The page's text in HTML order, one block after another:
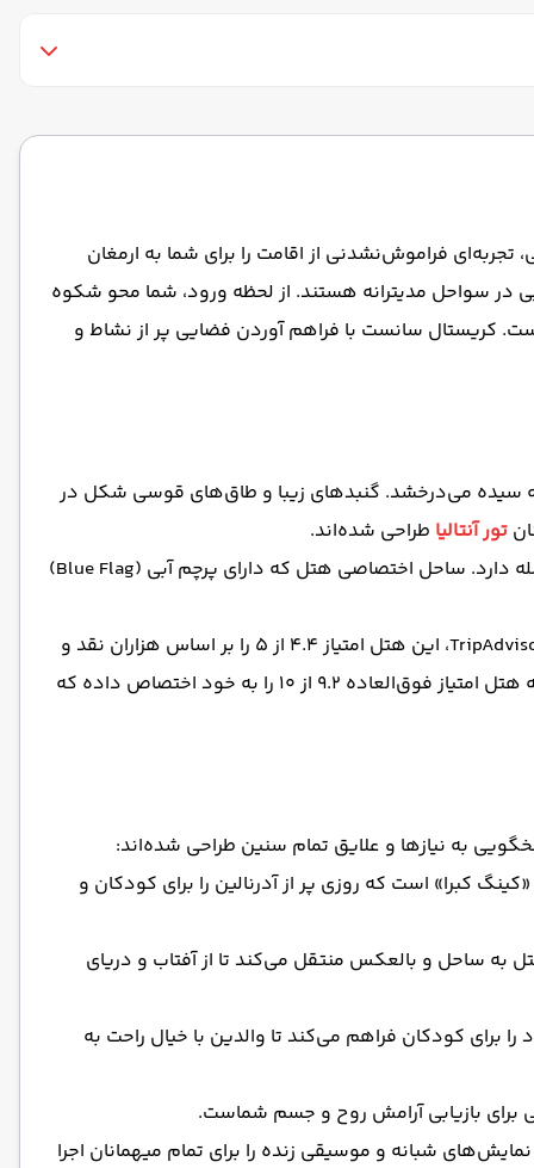
فراموش‌نشدنی از اقامت را برای شما به ارمغان
در سواحل مدیترانه هستند. از لحظه ورود، شما محو شکوه
کریستال سانست با فراهم آوردن فضایی پر از نشاط و
سیده می‌درخشد. گنبدهای زیبا و طاق‌های قوسی شکل در
تور آنتالیا طراحی شده‌اند.
این مجموعه در منطقه توریستی سیده، در بلوار سلیمان دمیرل واقع شده و تنها چند قدم با مراکز خرید و جاذبه‌های گردشگری فاصله دارد. ساحل اختصاصی هتل که دارای پرچم آبی (Blue Flag)
هتل کریستال سانست موفق به کسب امتیازات بالایی از سوی مسافران در وب‌سایت‌های معتبر گردشگری شده است. در وب‌سایت TripAdvisor، این هتل امتیاز ۴.۴ از ۵ را بر اساس هزاران نقد و
بررسی دریافت کرده است که نشان‌دهنده رضایت بالای میهمانان از خدمات و امکانات است. همچنین در سایت Booking.com، صبحانه هتل امتیاز فوق‌العاده ۹.۲ از ۱۰ را به خود اختصاص داده که
به نیازها و علایق تمام سنین طراحی شده‌اند:
«سقوط آزاد» و «کینگ کبرا» است که روزی پر از آدرنالین را برای کودکان و
ساحل و بالعکس منتقل می‌کند تا از آفتاب و دریای
برای کودکان فراهم می‌کند تا والدین با خیال راحت به
برای بازیابی آرامش روح و جسم شماست.
شبانه و موسیقی زنده را برای تمام میهمانان اجرا